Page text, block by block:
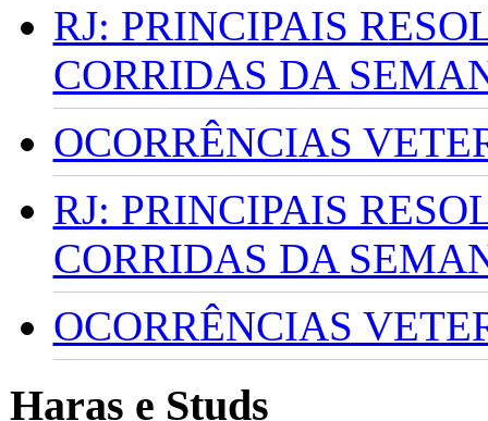
RJ: PRINCIPAIS
CORRIDAS DA
OCORRÊNCIAS
RJ: PRINCIPAIS
CORRIDAS DA
OCORRÊNCIAS
Haras e Studs